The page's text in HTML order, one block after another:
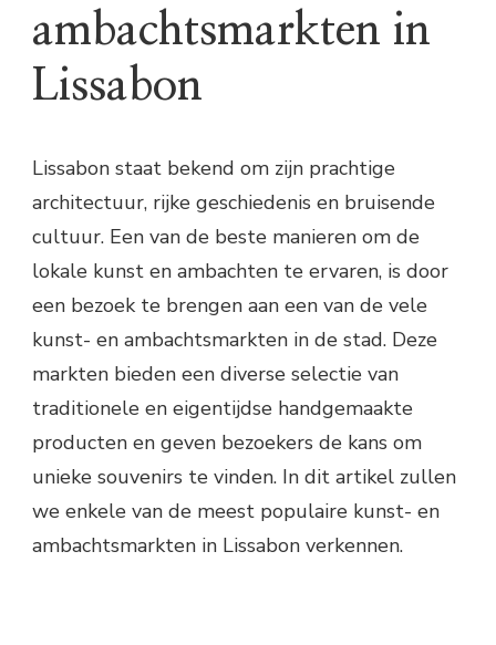
ambachtsmarkten in
Lissabon
Lissabon staat bekend om zijn prachtige
architectuur, rijke geschiedenis en bruisende
cultuur. Een van de beste manieren om de
lokale kunst en ambachten te ervaren, is door
een bezoek te brengen aan een van de vele
kunst- en ambachtsmarkten in de stad. Deze
markten bieden een diverse selectie van
traditionele en eigentijdse handgemaakte
producten en geven bezoekers de kans om
unieke souvenirs te vinden. In dit artikel zullen
we enkele van de meest populaire kunst- en
ambachtsmarkten in Lissabon verkennen.